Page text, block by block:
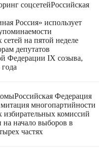
соцсетейРоссийская
Россия» использует
на пятой неделе
депутатов
Федерации IX созыва,
Российская Федерация
многопартийности
избирательных комиссий
на начало выборов в
частях